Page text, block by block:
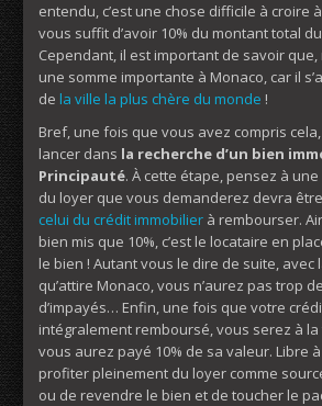
entendu, c’est une chose difficile à croire
vous suffit d’avoir 10% du montant total
Cependant, il est important de savoir que,
une somme importante à Monaco, car il
de la ville la plus chère du monde !
Bref, une fois que vous avez compris
lancer dans la recherche d’un bien
Principauté. À cette étape, pensez à
du loyer que vous demanderez devra
celui du crédit immobilier à rembourser.
bien mis que 10%, c’est le locataire en
le bien ! Autant vous le dire de suite,
qu’attire Monaco, vous n’aurez pas trop
d’impayés… Enfin, une fois que votre
intégralement remboursé, vous serez à la
vous aurez payé 10% de sa valeur. Libre
profiter pleinement du loyer comme
ou de revendre le bien et de toucher le